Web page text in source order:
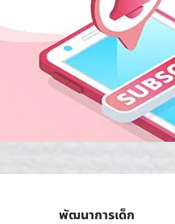
พัฒนาการเด็ก